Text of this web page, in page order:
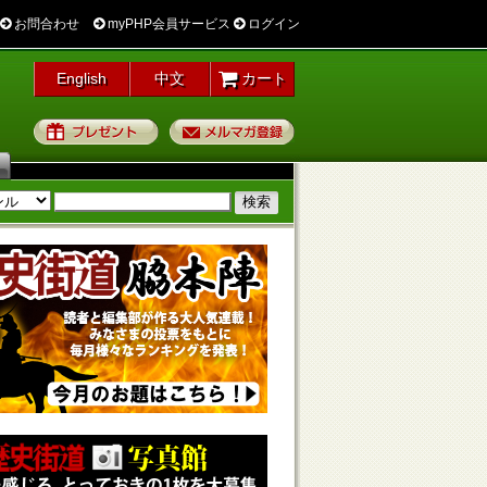
お問合わせ myPHP会員サービス ログイン
English 中文 カート
プレゼント